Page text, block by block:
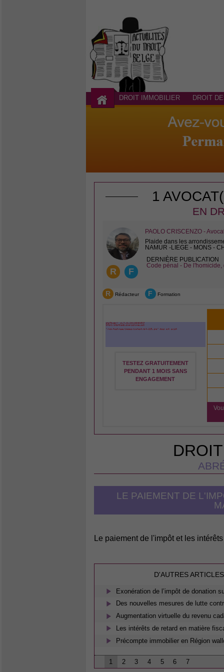
DROIT IMMOBILIER DROIT
1
EN
R F
PAOLO CRISCENZO -
Plaide dans les
NAMUR -LIEGE - MONS -
DERNIÈRE PUBLICATION
Code pénal - De
R Rédacteur F Formation
TESTEZ GRATUITEMENT
PENDANT 1 MOIS SANS
ENGAGEMENT
LE PAIEMENT DE
Le paiement de l'impôt et les
D'AUTRES
Exonération de l’impôt de donation
Des nouvelles mesures de lutte
Augmentation virtuelle du revenu
Les intérêts de retard en matière
Précompte immobilier en Région
1 2 3 4 5 6 7